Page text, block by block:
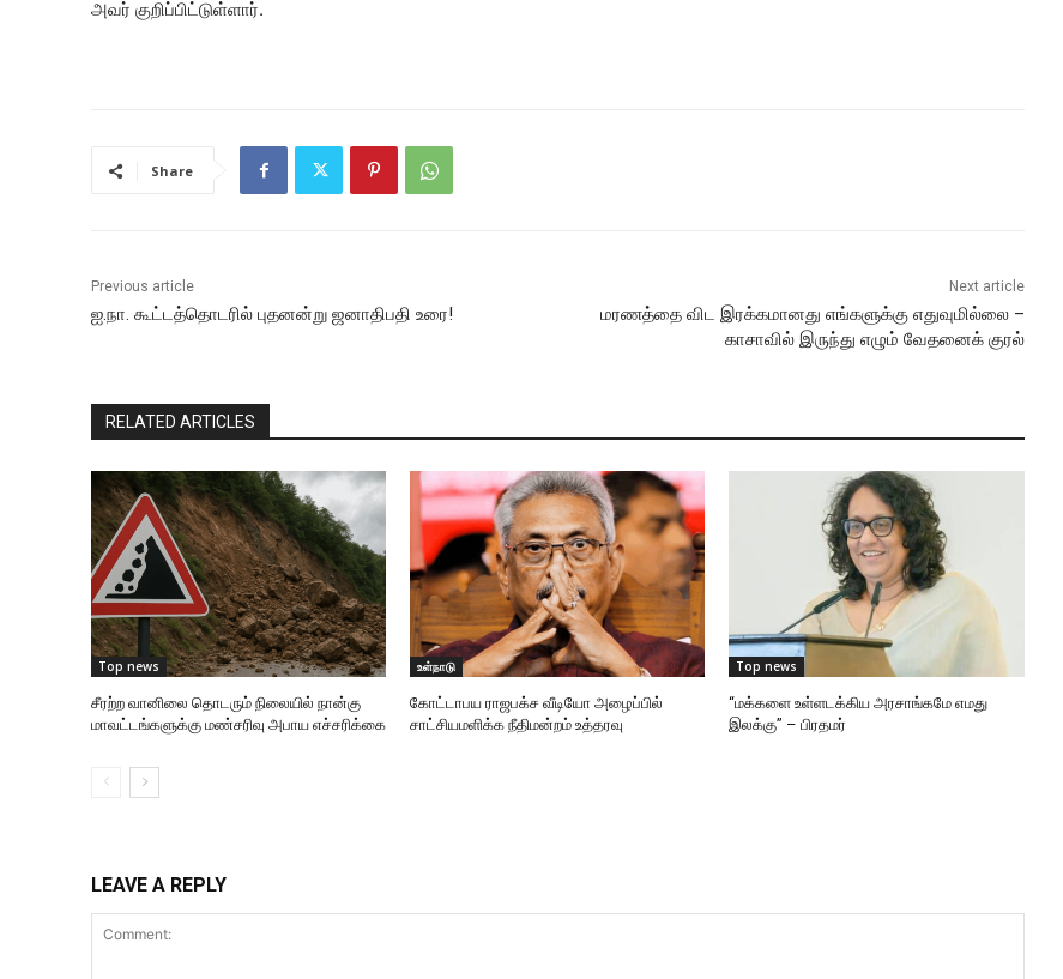
அவர் குறிப்பிட்டுள்ளார்.
Share
Previous article
ஐ.நா. கூட்டத்தொடரில் புதனன்று ஜனாதிபதி உரை!
Next article
மரணத்தை விட இரக்கமானது எங்களுக்கு எதுவுமில்லை –
காசாவில் இருந்து எழும் வேதனைக் குரல்
RELATED ARTICLES
Top news
சீரற்ற வானிலை தொடரும் நிலையில் நான்கு
மாவட்டங்களுக்கு மண்சரிவு அபாய எச்சரிக்கை
உள்நாடு
கோட்டாபய ராஜபக்ச வீடியோ அழைப்பில்
சாட்சியமளிக்க நீதிமன்றம் உத்தரவு
Top news
“மக்களை உள்ளடக்கிய அரசாங்கமே எமது
இலக்கு” – பிரதமர்
LEAVE A REPLY